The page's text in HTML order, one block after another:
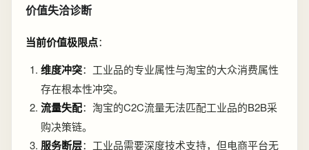
价值失洽诊断
当前价值极限点：
维度冲突：工业品的专业属性与淘宝的大众消费属性
存在根本性冲突。
流量失配：淘宝的C2C流量无法匹配工业品的B2B采
购决策链。
服务断层：工业品需要深度技术支持，但电商平台无